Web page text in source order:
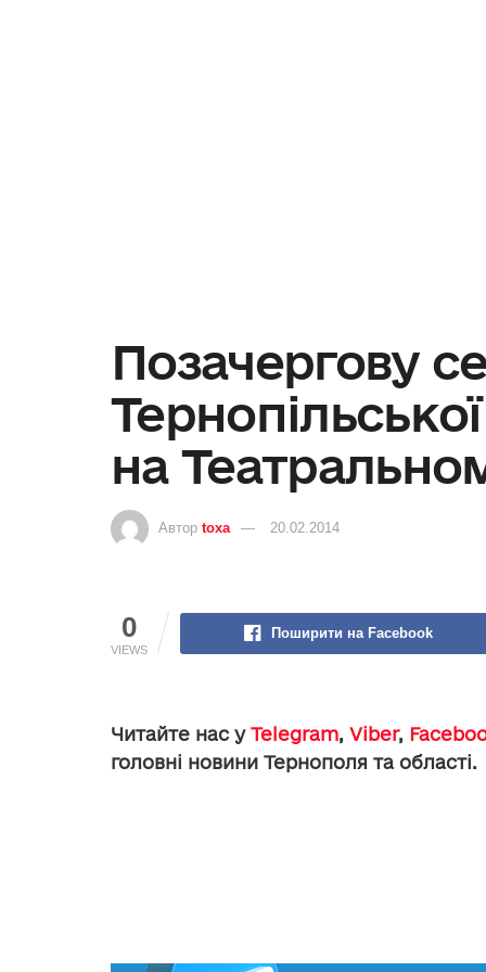
Позачергову
на
Автор toxa 20.02.2014
0
VIEWS
Поширити на Facebook
Читайте нас у Telegram, Viber,
головні новини Тернополя та області.